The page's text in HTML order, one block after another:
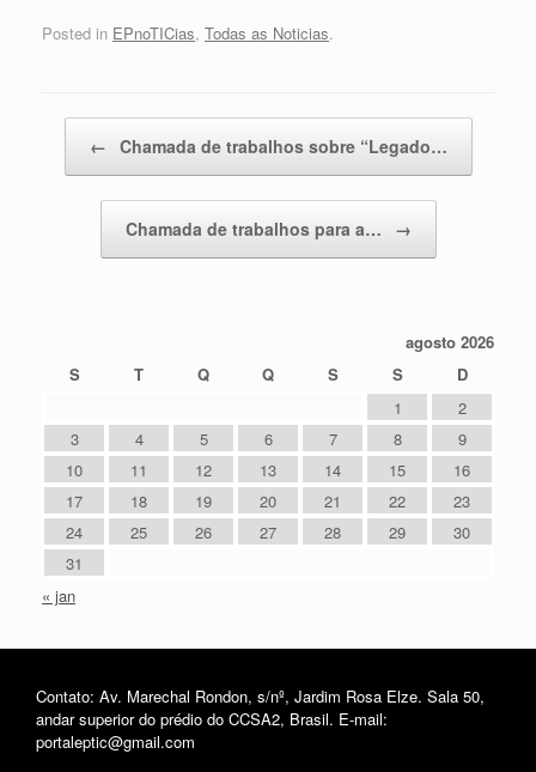
Posted in EPnoTICias, Todas as Noticias.
← Chamada de trabalhos sobre “Legado…
Chamada de trabalhos para a… →
agosto 2026
S
T Q Q S S
D
1
2
3
4 5 6 7 8
9
10
11 12 13 14 15
16
17
18 19 20 21 22
23
24
25 26 27 28 29
30
31
« jan
Contato: Av. Marechal Rondon, s/nº, Jardim Rosa Elze. Sala 50,
andar superior do prédio do CCSA2, Brasil. E-mail:
portaleptic@gmail.com